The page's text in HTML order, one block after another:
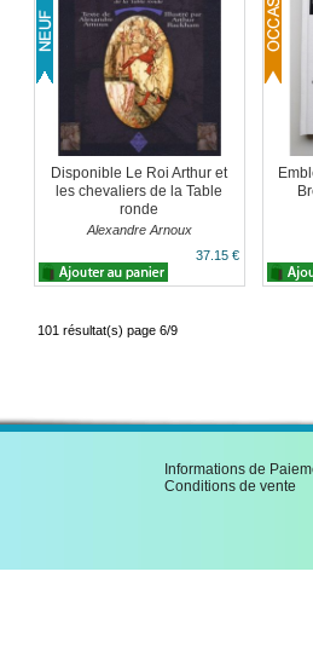
Disponible Le Roi Arthur et
les chevaliers de la Table
ronde
Alexandre Arnoux
37.15 €
101 résultat(s) page 6/9
Informations de
Conditions de vente